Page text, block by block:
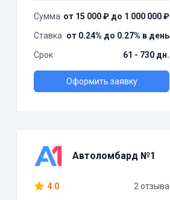
Сумма от 15 000 ₽ до 1 000 000 ₽
Ставка от 0.24% до 0.27% в день
Срок
61 - 730 дн.
Оформить заявку
Автоломбард №1
4.0 2 отзыва